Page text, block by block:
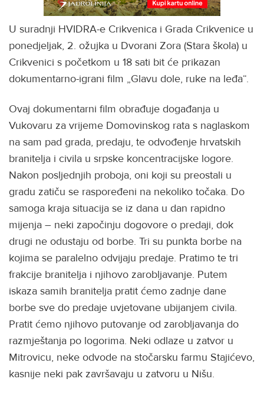
U suradnji HVIDRA-e Crikvenica i Grada Crikvenice u
ponedjeljak, 2. ožujka u Dvorani Zora (Stara škola) u
Crikvenici s početkom u 18 sati bit će prikazan
dokumentarno-igrani film „Glavu dole, ruke na leđa“.
Ovaj dokumentarni film obrađuje događanja u
Vukovaru za vrijeme Domovinskog rata s naglaskom
na sam pad grada, predaju, te odvođenje hrvatskih
branitelja i civila u srpske koncentracijske logore.
Nakon posljednjih proboja, oni koji su preostali u
gradu zatiču se raspoređeni na nekoliko točaka. Do
samoga kraja situacija se iz dana u dan rapidno
mijenja – neki započinju dogovore o predaji, dok
drugi ne odustaju od borbe. Tri su punkta borbe na
kojima se paralelno odvijaju predaje. Pratimo te tri
frakcije branitelja i njihovo zarobljavanje. Putem
iskaza samih branitelja pratit ćemo zadnje dane
borbe sve do predaje uvjetovane ubijanjem civila.
Pratit ćemo njihovo putovanje od zarobljavanja do
razmještanja po logorima. Neki odlaze u zatvor u
Mitrovicu, neke odvode na stočarsku farmu Stajićevo,
kasnije neki pak završavaju u zatvoru u Nišu.